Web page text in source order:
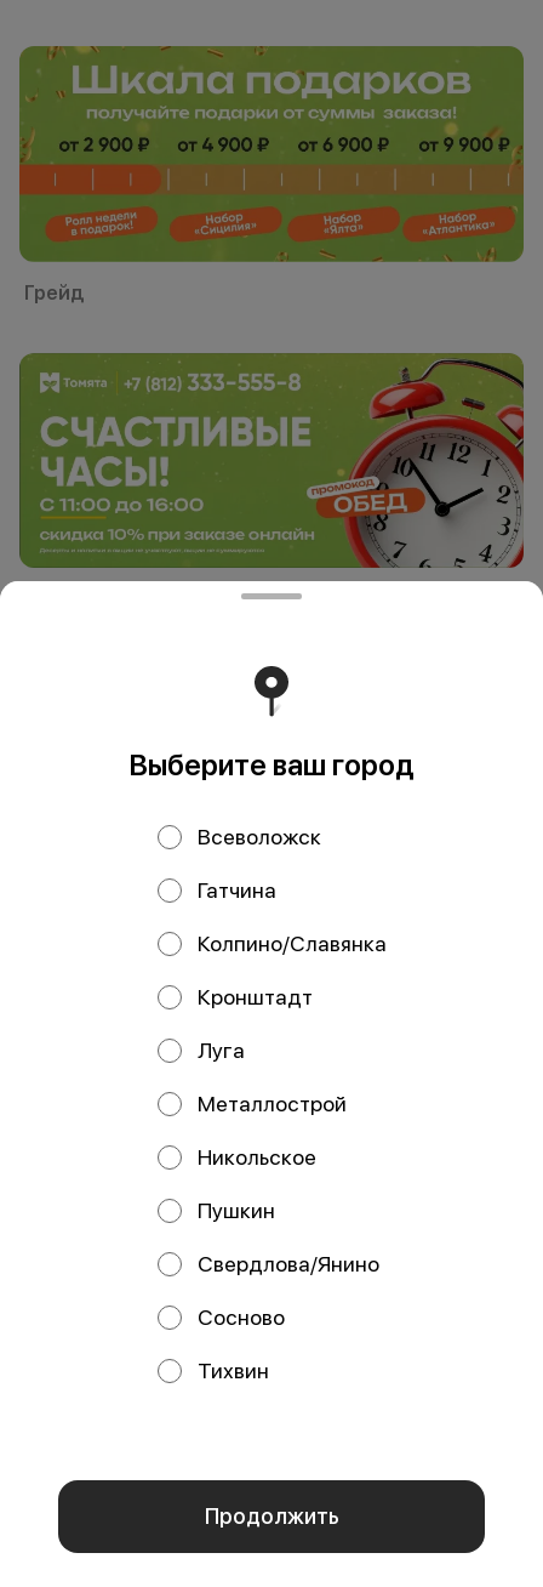
аналитических сервисов согласно нашейполитике
конфиденциальности
Грейд
ИНДИВИДУАЛЬНЫЙ
ПРЕДПРИНИМАТЕЛЬ
ЗАДОРОЖНАЯ ТАТЬЯНА
МИХАЙЛОВНА
ИНН 032608684685 Российская Федерация,
Ленинградская область, деревня Большие Колпаны, ул.
СЕВЕРО-ЗАПАДНЫЙ ПАО БАНК "ФК ОТКРЫТИЕ" БИК
044030795 ИНН банка 770609528 кор/счет
Работает на эффективном ядреFoodpicásso
Политика конфиденциальности
Выберите ваш город
Всеволожск
Гатчина
Колпино/Славянка
Кронштадт
Луга
Металлострой
Никольское
Пушкин
Свердлова/Янино
Сосново
Тихвин